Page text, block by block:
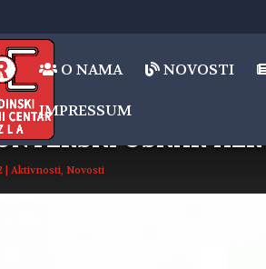
O NAMA NOVOSTI
IMPRESSUM
OSKAR
|Aktivnosti,Novosti